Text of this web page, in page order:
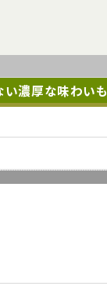
濃厚な味わいも